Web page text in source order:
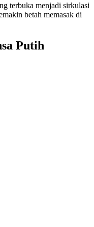
terbuka menjadi sirkulasi
betah memasak di
Putih